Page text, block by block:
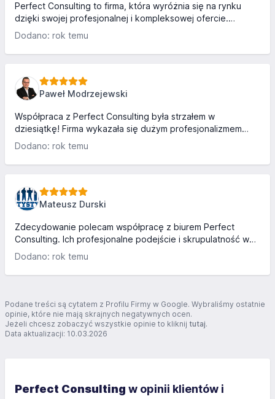
Perfect Consulting to firma, która wyróżnia się na rynku
dzięki swojej profesjonalnej i kompleksowej ofercie.
Specjalizują się w rekrutacjach, szkoleniach i doradztwie
odpowiedzieć na potrzeby zarówno firm, jak i
dziedzinach, którzy dbają o każdy etap współpracy.
Proces rekrutacji jest przejrzysty i dopasowany do
specyficznych wymagań klienta, a szkolenia dostosowane
do indywidualnych potrz...
Dodano: rok temu
Paweł Modrzejewski
Współpraca z Perfect Consulting była strzałem w
dziesiątkę! Firma wykazała się dużym profesjonalizmem
zarówno podczas procesu rekrutacyjnego, jak i w trakcie
Consulting dokładnie zrozumieli nasze potrzeby i
wsparciu udało się znaleźć wysoko wykwalifikowanych
kandydatów, a szkolenia, które przeprowadzili, przyczyniły
się do poprawy kompetencji zespołu. Szczególnie cenimy
ich podejście – ind...
Dodano: rok temu
Mateusz Durski
Zdecydowanie polecam współpracę z biurem Perfect
Consulting. Ich profesjonalne podejście i skrupulatność w
procesie rekrutacji skupione są na wydobyciu mocnych
konkurencyjnym środowisku biznesowym. Otrzymałem
zwiększyło moje szanse na sukces w procesie rekrutacji.
Rozmowa kwalifikacyjna z panią Pauliną była nie tylko
merytoryczna, lecz także pomocna w budowaniu pewności
siebie przed spotkaniem z praco...
Dodano: rok temu
Podane treści są cytatem z Profilu Firmy w Google. Wybraliśmy ostatnie
opinie, które nie mają skrajnych negatywnych ocen.
Jeżeli chcesz zobaczyć wszystkie opinie to kliknij tutaj.
Data aktualizacji: 10.03.2026
Perfect Consulting w opinii klientów i